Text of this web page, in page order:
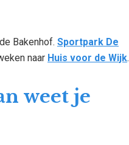
Bakenhof. Sportpark De
naar Huis voor de Wijk.
weet je